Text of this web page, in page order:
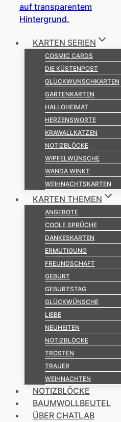
KARTEN SERIEN
COSMIC CARDS
DIE KÜSTENPOST
GLÜCKWUNSCHKARTEN
GARTENKARTEN
HALLOHEIMAT
HERZENSWORTE
KRAWALLKATZEN
NOTIZBLÖCKE
WIPFELWÜNSCHE
WANDA WINKT
WEIHNACHTSKARTEN
KARTEN THEMEN
ANGEBOTE
COOLE SPRÜCHE
DANKESKARTEN
ERMUTIGUNG
FREUNDSCHAFT
GEBURT
GEBURTSTAG
GLÜCKWÜNSCHE
LIEBE
NEUHEITEN
NOTIZBLÖCKE
TRÖSTEN
TRAUER
WEIHNACHTEN
NOTIZBLÖCKE
BAUMWOLLBEUTEL
ÜBER CHATLAB